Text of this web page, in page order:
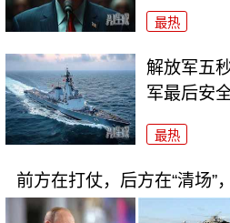
最热
解放军五
军最后安
最热
前方在打仗，后方在“清场”